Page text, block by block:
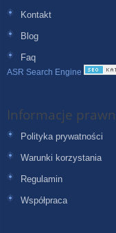
Kontakt
Blog
Faq
ASR Search Engine
Informacje
Polityka prywatności
Warunki korzystania
Regulamin
Współpraca